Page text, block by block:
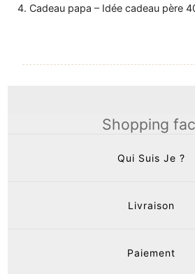
Cadeau papa – Idée cadeau père
Shopping
Qui Suis Je ?
Livraison
Paiement